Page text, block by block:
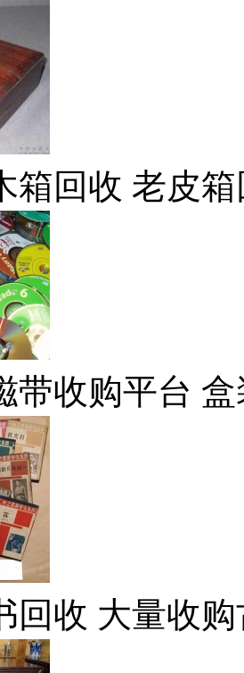
箱回收 老皮
带收购平台
回收 大量收